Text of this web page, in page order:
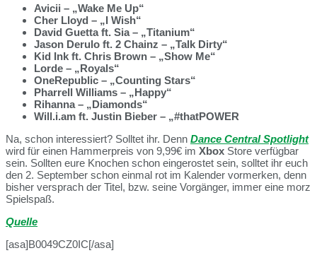
Avicii – „Wake Me Up“
Cher Lloyd – „I Wish“
David Guetta ft. Sia – „Titanium“
Jason Derulo ft. 2 Chainz – „Talk Dirty“
Kid Ink ft. Chris Brown – „Show Me“
Lorde – „Royals“
OneRepublic – „Counting Stars“
Pharrell Williams – „Happy“
Rihanna – „Diamonds“
Will.i.am ft. Justin Bieber – „#thatPOWER
Na, schon interessiert? Solltet ihr. Denn Dance Central Spotlight
wird für einen Hammerpreis von 9,99€ im Xbox Store verfügbar
sein. Sollten eure Knochen schon eingerostet sein, solltet ihr euch
den 2. September schon einmal rot im Kalender vormerken, denn
bisher versprach der Titel, bzw. seine Vorgänger, immer eine morz
Spielspaß.
Quelle
[asa]B0049CZ0IC[/asa]